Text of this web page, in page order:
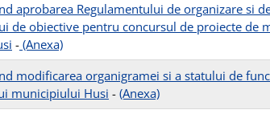
aprobarea Regulamentului de organizare si
de obiective pentru concursul de proiecte de
- (Anexa)
modificarea organigramei si a statului de
municipiului Husi - (Anexa)